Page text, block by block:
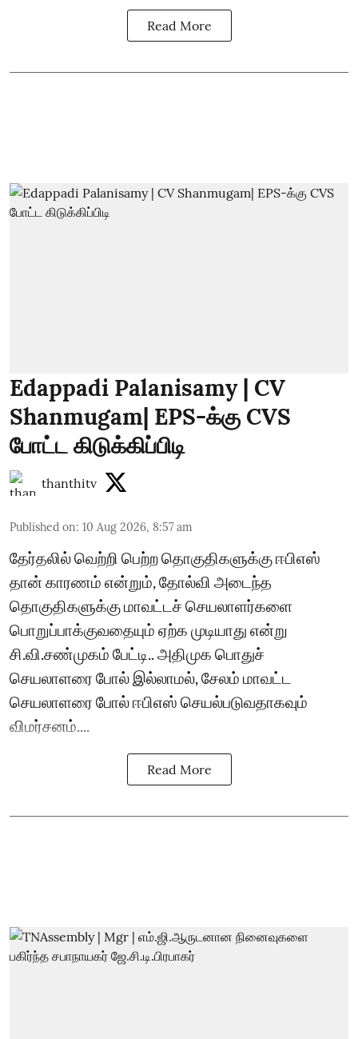
Read More
Edappadi Palanisamy | CV
Shanmugam| EPS-க்கு CVS
போட்ட கிடுக்கிப்பிடி
thanthitv
Published on: 10 Aug 2026, 8:57 am
தேர்தலில் வெற்றி பெற்ற தொகுதிகளுக்கு ஈபிஎஸ்
தான் காரணம் என்றும், தோல்வி அடைந்த
தொகுதிகளுக்கு மாவட்டச் செயலாளர்களை
பொறுப்பாக்குவதையும் ஏற்க முடியாது என்று
சி.வி.சண்முகம் பேட்டி.. அதிமுக பொதுச்
செயலாளரை போல் இல்லாமல், சேலம் மாவட்ட
செயலாளரை போல் ஈபிஎஸ் செயல்படுவதாகவும்
விமர்சனம்....
Read More